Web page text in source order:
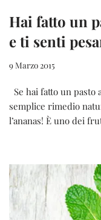
Hai fatto un
e ti senti
9 Marzo 2015
Se hai fatto un
semplice rimedio
l’ananas! È uno dei